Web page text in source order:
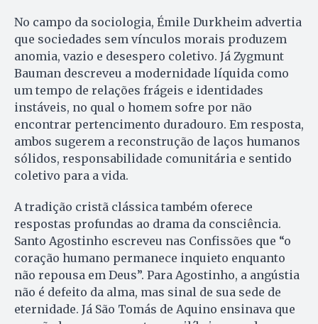
No campo da sociologia, Émile Durkheim advertia
que sociedades sem vínculos morais produzem
anomia, vazio e desespero coletivo. Já Zygmunt
Bauman descreveu a modernidade líquida como
um tempo de relações frágeis e identidades
instáveis, no qual o homem sofre por não
encontrar pertencimento duradouro. Em resposta,
ambos sugerem a reconstrução de laços humanos
sólidos, responsabilidade comunitária e sentido
coletivo para a vida.
A tradição cristã clássica também oferece
respostas profundas ao drama da consciência.
Santo Agostinho escreveu nas Confissões que “o
coração humano permanece inquieto enquanto
não repousa em Deus”. Para Agostinho, a angústia
não é defeito da alma, mas sinal de sua sede de
eternidade. Já São Tomás de Aquino ensinava que